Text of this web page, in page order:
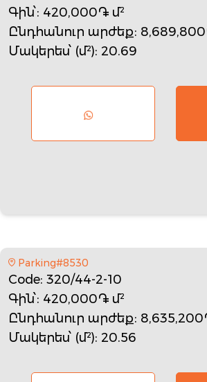
Գին՝: 420,000֏ մ²
Ընդհանուր արժեք:
Մակերես՝ (մ²): 20.69
Parking#8530
Code: 320/44-2-10
Գին՝: 420,000֏ մ²
Ընդհանուր արժեք:
Մակերես՝ (մ²): 20.56